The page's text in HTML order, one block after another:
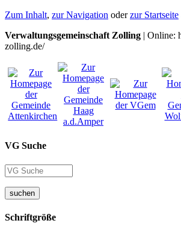
Zum Inhalt, zur Navigation oderzur Startseite
Verwaltungsgemeinschaft Zolling | Online:
zolling.de/
VG Suche
suchen
Schriftgröße